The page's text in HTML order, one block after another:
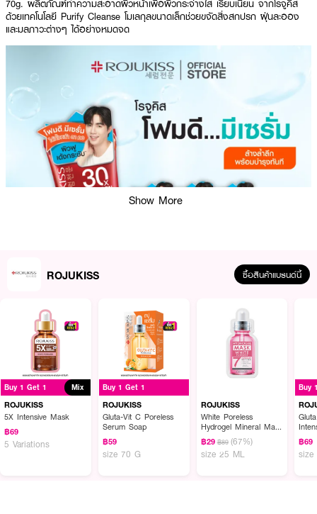
70g. ผลิตภัณฑ์ทำความสะอาดผิวหน้าเพื่อผิวกระจ่างใส เรียบเนียน จากโรจูคิส
ด้วยเทคโนโลยี Purify Cleanse โมเลกุลขนาดเล็กช่วยขจัดสิ่งสกปรก ฝุ่นละออง
และมลภาวะต่างๆ ได้อย่างหมดจด
ผลลัพธ์ที่ได้ :
ROJUKISS Vit C Anti-Oxidant Face Eye Neck Serum Cleanser
ปัญหาผิวหมองคล้ำ สีผิวไม่สม่ำเสมอ และจุดด่างดำแลดูจางลง กับผลิตภัณฑ์
ทำความสะอาดผิวหน้าเพื่อผิวกระจ่างใส เรียบเนียน ด้วยเทคโนโลยี Purify
Cleanse โมเลกุลขนาดเล็กช่วยทำความสะอาดได้อย่างล้ำลึก ขจัดสิ่งสกปรก ฝุ่น
ละออง และมลภาวะต่างๆ ที่อยู่บนผิวได้อย่างหมดจด แต่อ่อนโยนต่อผิว พร้อมทั้ง
อุดมด้วยส่วนผสมทรงประสิทธิภาพที่จะช่วยดูแลปัญหาผิว
Show More
ROJUKISS ซื้อสินค้าแบรนด์นี้
Buy 1 Get 1 Mix
ROJUKISS
5X Intensive Mask
฿69
5 Variations
Buy 1 Get 1
ROJUKISS
Gluta-Vit C Poreless
Serum Soap
฿59
size 70 G
ROJUKISS
White Poreless
Hydrogel Mineral Mask
7
฿29 ฿89 (67%)
size 25 ML
Buy
฿69
size